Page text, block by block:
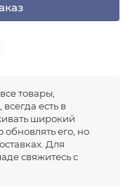
товары,
есть в
широкий
обновлять его, но
Для
свяжитесь с